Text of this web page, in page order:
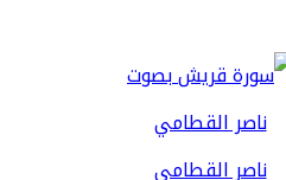
ناصر القطامي